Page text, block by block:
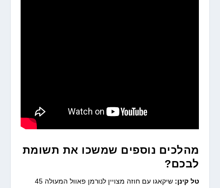
מהלכים נוספים שמשכו את תשומת
לבכם?
טל קינן:
שיקאגו עם חוזה מצויין לנורמן פאוול המעולה 45